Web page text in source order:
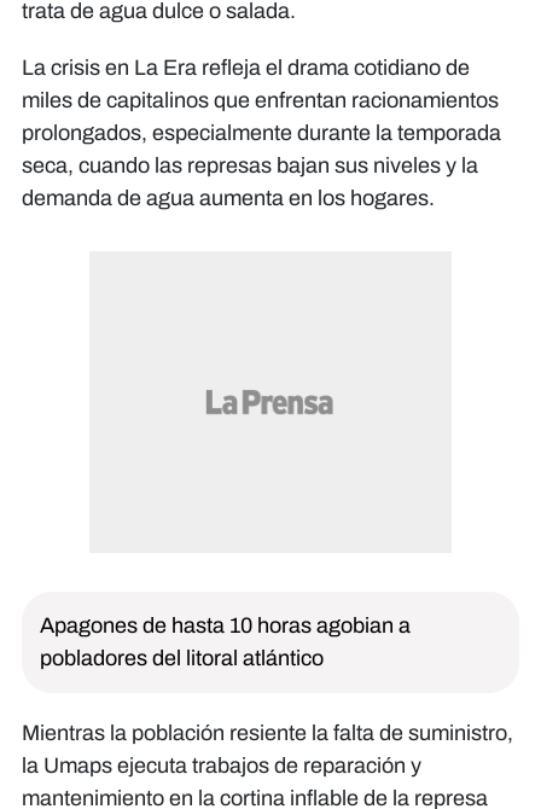
trata de agua dulce o salada.
La crisis en La Era refleja el drama cotidiano de
miles de capitalinos que enfrentan racionamientos
prolongados, especialmente durante la temporada
seca, cuando las represas bajan sus niveles y la
demanda de agua aumenta en los hogares.
Apagones de hasta 10 horas agobian a
pobladores del litoral atlántico
Mientras la población resiente la falta de suministro,
la Umaps ejecuta trabajos de reparación y
mantenimiento en la cortina inflable de la represa